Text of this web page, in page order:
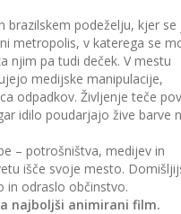
brazilskem podeželju, kjer se
metropolis, v katerega se
njim pa tudi deček. V mestu
medijske manipulacije,
odpadkov. Življenje teče
idilo poudarjajo žive barve
– potrošništva, medijev in
išče svoje mesto.
in odraslo občinstvo.
najboljši animirani film.